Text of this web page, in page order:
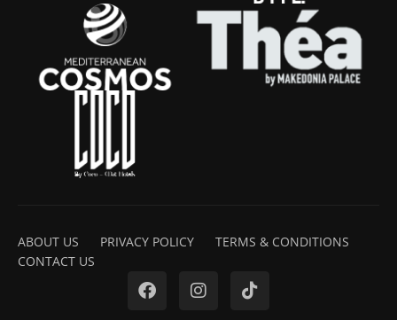
ABOUT US PRIVACY POLICY
TERMS & CONDITIONS
CONTACT US